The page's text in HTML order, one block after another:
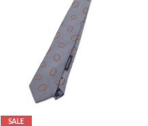
SALE